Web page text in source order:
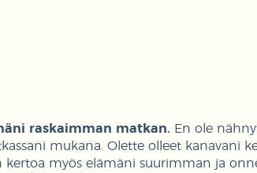
raskaimman matkan. En ole
mukana. Olette olleet kanavani
kertoa myös elämäni suurimman ja